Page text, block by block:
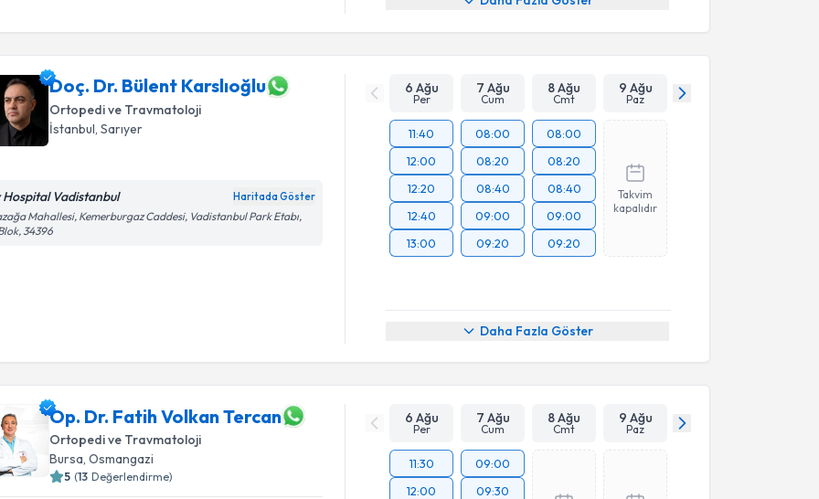
Doç. Dr. Bülent Karslıoğlu
Ortopedi ve Travmatoloji
İstanbul , Sarıyer
Hospital Vadistanbul Haritada Göster
Mahallesi, Kemerburgaz Caddesi, Vadistanbul Park Etabı,
34396
6 Ağu
Per
7 Ağu
Cum
8 Ağu
Cmt
9 Ağu
Paz
11:40
12:00
12:20
12:40
13:00
08:00
08:20
08:40
09:00
09:20
08:00
08:20
08:40
09:00
09:20
Takvim
kapalıdır
Daha Fazla Göster
Op. Dr. Fatih Volkan Tercan
Ortopedi ve Travmatoloji
Bursa, Osmangazi
5 (13 Değerlendirme)
6 Ağu
Per
7 Ağu
Cum
8 Ağu
Cmt
9 Ağu
Paz
11:30
12:00
09:00
09:30